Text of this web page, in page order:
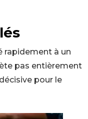
rapidement à un
pas entièrement
pour le